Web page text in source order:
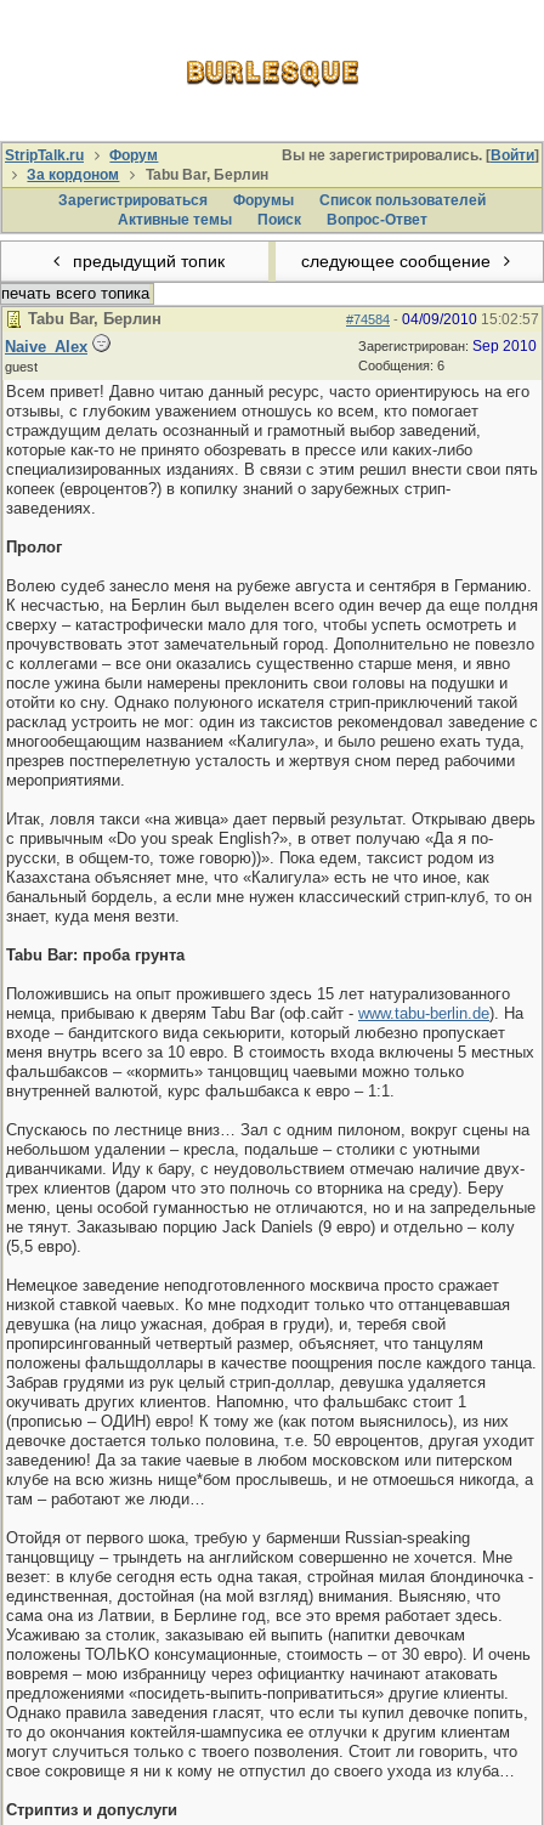
Вы не зарегистрировались. [Войти]
StripTalk.ru
Форум
За кордоном
Tabu Bar, Берлин
Зарегистрироваться
Форумы
Список пользователей
Активные темы
Поиcк Вопрос-Ответ
предыдущий топик следующее сообщение
печать всего топика
#74584 - 04/09/2010 15:02:57
Tabu Bar, Берлин
Зарегистрирован: Sep 2010
Сообщения: 6
Naive_Alex
guest
Всем привет! Давно читаю данный ресурс, часто ориентируюсь на его
отзывы, с глубоким уважением отношусь ко всем, кто помогает
страждущим делать осознанный и грамотный выбор заведений,
которые как-то не принято обозревать в прессе или каких-либо
специализированных изданиях. В связи с этим решил внести свои пять
копеек (евроцентов?) в копилку знаний о зарубежных стрип-
заведениях.
Пролог
Волею судеб занесло меня на рубеже августа и сентября в Германию.
К несчастью, на Берлин был выделен всего один вечер да еще полдня
сверху – катастрофически мало для того, чтобы успеть осмотреть и
прочувствовать этот замечательный город. Дополнительно не повезло
с коллегами – все они оказались существенно старше меня, и явно
после ужина были намерены преклонить свои головы на подушки и
отойти ко сну. Однако полуюного искателя стрип-приключений такой
расклад устроить не мог: один из таксистов рекомендовал заведение с
многообещающим названием «Калигула», и было решено ехать туда,
презрев постперелетную усталость и жертвуя сном перед рабочими
мероприятиями.
Итак, ловля такси «на живца» дает первый результат. Открываю дверь
с привычным «Do you speak English?», в ответ получаю «Да я по-
русски, в общем-то, тоже говорю))». Пока едем, таксист родом из
Казахстана объясняет мне, что «Калигула» есть не что иное, как
банальный бордель, а если мне нужен классический стрип-клуб, то он
знает, куда меня везти.
Tabu Bar: проба грунта
Положившись на опыт прожившего здесь 15 лет натурализованного
немца, прибываю к дверям Tabu Bar (оф.сайт - www.tabu-berlin.de). На
входе – бандитского вида секьюрити, который любезно пропускает
меня внутрь всего за 10 евро. В стоимость входа включены 5 местных
фальшбаксов – «кормить» танцовщиц чаевыми можно только
внутренней валютой, курс фальшбакса к евро – 1:1.
Спускаюсь по лестнице вниз… Зал с одним пилоном, вокруг сцены на
небольшом удалении – кресла, подальше – столики с уютными
диванчиками. Иду к бару, с неудовольствием отмечаю наличие двух-
трех клиентов (даром что это полночь со вторника на среду). Беру
меню, цены особой гуманностью не отличаются, но и на запредельные
не тянут. Заказываю порцию Jack Daniels (9 евро) и отдельно – колу
(5,5 евро).
Немецкое заведение неподготовленного москвича просто сражает
низкой ставкой чаевых. Ко мне подходит только что оттанцевавшая
девушка (на лицо ужасная, добрая в груди), и, теребя свой
пропирсингованный четвертый размер, объясняет, что танцулям
положены фальшдоллары в качестве поощрения после каждого танца.
Забрав грудями из рук целый стрип-доллар, девушка удаляется
окучивать других клиентов. Напомню, что фальшбакс стоит 1
(прописью – ОДИН) евро! К тому же (как потом выяснилось), из них
девочке достается только половина, т.е. 50 евроцентов, другая уходит
заведению! Да за такие чаевые в любом московском или питерском
клубе на всю жизнь нище*бом прослывешь, и не отмоешься никогда, а
там – работают же люди…
Отойдя от первого шока, требую у барменши Russian-speaking
танцовщицу – трындеть на английском совершенно не хочется. Мне
везет: в клубе сегодня есть одна такая, стройная милая блондиночка -
единственная, достойная (на мой взгляд) внимания. Выясняю, что
сама она из Латвии, в Берлине год, все это время работает здесь.
Усаживаю за столик, заказываю ей выпить (напитки девочкам
положены ТОЛЬКО консумационные, стоимость – от 30 евро). И очень
вовремя – мою избранницу через официантку начинают атаковать
предложениями «посидеть-выпить-поприватиться» другие клиенты.
Однако правила заведения гласят, что если ты купил девочке попить,
то до окончания коктейля-шампусика ее отлучки к другим клиентам
могут случиться только с твоего позволения. Стоит ли говорить, что
свое сокровище я ни к кому не отпустил до своего ухода из клуба…
Стриптиз и допуслуги